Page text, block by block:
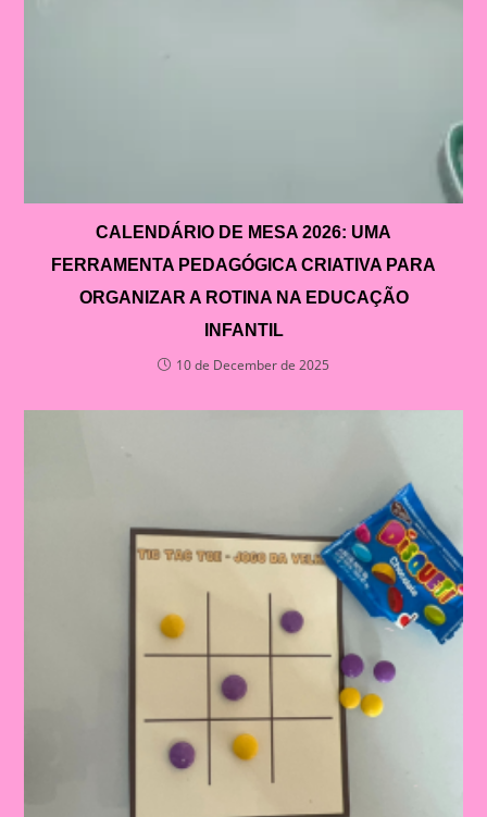
CALENDÁRIO DE MESA 2026: UMA
FERRAMENTA PEDAGÓGICA CRIATIVA PARA
ORGANIZAR A ROTINA NA EDUCAÇÃO
INFANTIL
10 de December de 2025